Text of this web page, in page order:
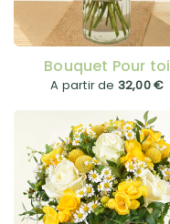
Bouquet Pour toi
A partir de 32,00 €